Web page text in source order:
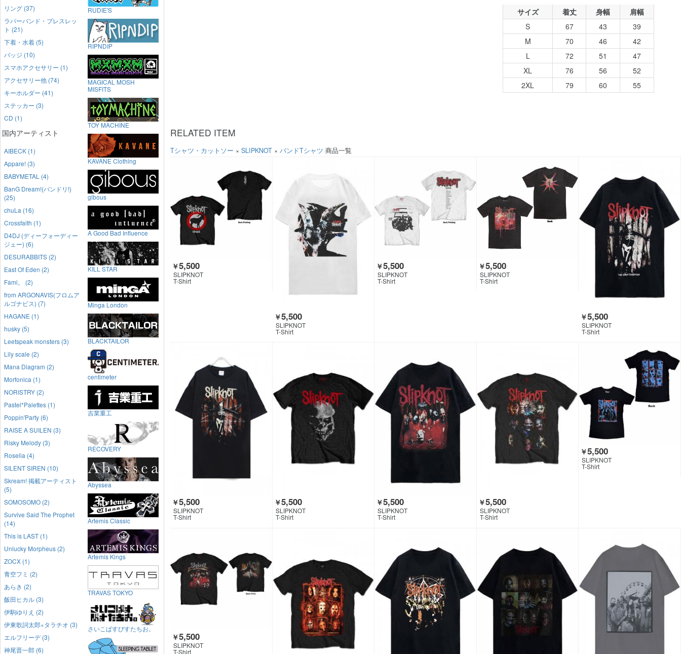
サイズ 着丈 身幅
肩幅
S
67 43
39
M
70 46
42
L
72 51
47
XL
76 56
52
2XL
79 60 55
RELATED ITEM
Tシャツ・カットソー × SLIPKNOT × バンドTシャツ 商品一覧
￥5,500
SLIPKNOT
T-Shirt
￥5,500
SLIPKNOT
T-Shirt
￥5,500
SLIPKNOT
T-Shirt
￥5,500
SLIPKNOT
T-Shirt
￥5,500
SLIPKNOT
T-Shirt
￥5,500
SLIPKNOT
T-Shirt
￥5,500
SLIPKNOT
T-Shirt
￥5,500
SLIPKNOT
T-Shirt
￥5,500
SLIPKNOT
T-Shirt
￥5,500
SLIPKNOT
T-Shirt
￥5,500
SLIPKNOT
T-Shirt
リング (37)
ラバーバンド・ブレスレッ
ト (21)
下着・水着 (5)
バッジ (10)
スマホアクセサリー (1)
アクセサリー他 (74)
キーホルダー (41)
ステッカー (3)
CD (1)
国内アーティスト
AIBECK (1)
Appare! (3)
BABYMETAL (4)
BanG Dream!(バンドリ!)
(25)
chuLa (16)
Crossfaith (1)
D4DJ (ディーフォーディー
ジェー) (6)
DESURABBITS (2)
East Of Eden (2)
Fami。 (2)
from ARGONAVIS(フロムア
ルゴナビス) (7)
HAGANE (1)
husky (5)
Leetspeak monsters (3)
Lily scale (2)
Mana Diagram (2)
Morfonica (1)
NORISTRY (2)
Pastel*Palettes (1)
Poppin'Party (6)
RAISE A SUILEN (3)
Risky Melody (3)
Roselia (4)
SILENT SIREN (10)
Skream! 掲載アーティスト
(5)
SOMOSOMO (2)
Survive Said The Prophet
(14)
This is LAST (1)
Unlucky Morpheus (2)
ZOCX (1)
青空フミ (2)
あらき (2)
飯田ヒカル (3)
伊駒ゆりえ (2)
伊東歌詞太郎×タラチオ (3)
エルフリーデ (3)
神尾晋一郎 (6)
RUDIE'S
RIPNDIP
MAGICAL MOSH
MISFITS
TOY MACHINE
KAVANE Clothing
gibous
A Good Bad Influence
KILL STAR
Minga London
BLACKTAILOR
centimeter
吉業重工
RECOVERY
Abyssea
Artemis Classic
Artemis Kings
TRAVAS TOKYO
さいこぱすぴすたちお。